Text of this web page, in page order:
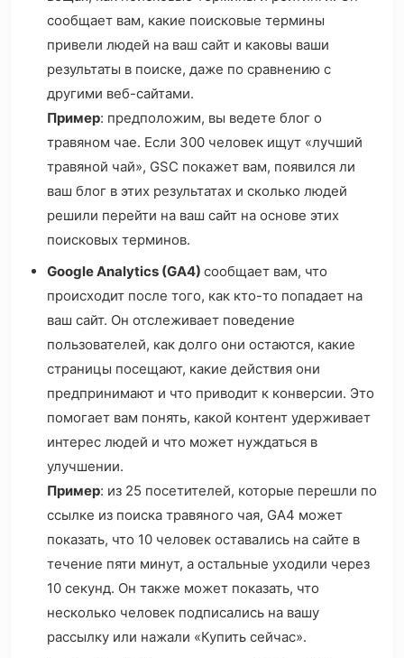
сообщает вам, какие поисковые термины
привели людей на ваш сайт и каковы ваши
результаты в поиске, даже по сравнению с
другими веб-сайтами.
Пример: предположим, вы ведете блог о
травяном чае. Если 300 человек ищут «лучший
травяной чай», GSC покажет вам, появился ли
ваш блог в этих результатах и ​​сколько людей
решили перейти на ваш сайт на основе этих
поисковых терминов.
Google Analytics (GA4) сообщает вам, что
происходит после того, как кто-то попадает на
ваш сайт. Он отслеживает поведение
пользователей, как долго они остаются, какие
страницы посещают, какие действия они
предпринимают и что приводит к конверсии. Это
помогает вам понять, какой контент удерживает
интерес людей и что может нуждаться в
улучшении.
Пример: из 25 посетителей, которые перешли по
ссылке из поиска травяного чая, GA4 может
показать, что 10 человек оставались на сайте в
течение пяти минут, а остальные уходили через
10 секунд. Он также может показать, что
несколько человек подписались на вашу
рассылку или нажали «Купить сейчас».